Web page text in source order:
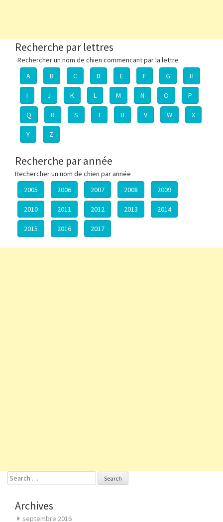
Recherche par lettres
Rechercher un nom de chien commencant par la lettre
A
B C D E F G H
I J K L M N O P
Q R S T U V W X
Y Z
Recherche par année
Rechercher un nom de chien par année
2005
2006 2007 2008 2009
2010 2011 2012 2013 2014
2015 2016 2017
Search
Archives
septembre 2016